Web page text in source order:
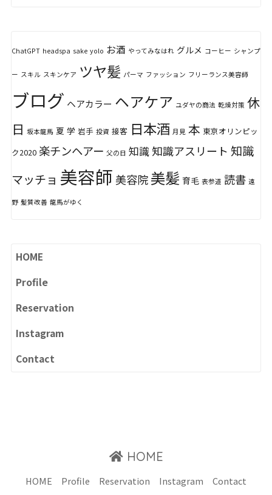
ChatGPT headspa sake yolo お酒 やってみなはれ グルメ コーヒー シャンプ
ー スキル スキンケア ツヤ髪 パーマ ファッション フリーランス美容師
ブログ ヘアカラー ヘアケア ユダヤの商法 乾燥対策 休
日 坂本龍馬 夏 学 岩手 投資 接客 日本酒 月見 本 東京オリンピッ
ク2020 楽チンヘアー 父の日 知識 知識アスリート 知識
マッチョ 美容師美容院美髪 育毛 表参道 読書 遠
野 髪質改善 龍馬がゆく
HOME
Profile
Reservation
Instagram
Contact
HOME
HOME Profile Reservation Instagram Contact